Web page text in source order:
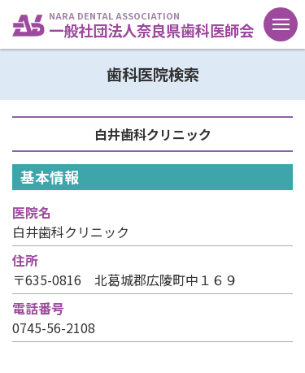
NARA DENTAL ASSOCIATION
一般社団法人奈良県歯科医師会
歯科医院検索
白井歯科クリニック
基本情報
医院名
白井歯科クリニック
住所
〒635-0816 北葛城郡広陵町中１６９
電話番号
0745-56-2108